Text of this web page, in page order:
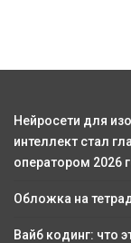
Нейросети для
интеллект стал
оператором 2026
Обложка на
Вайб кодинг: что